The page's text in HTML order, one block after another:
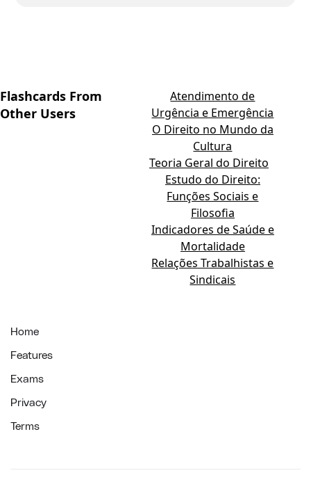
Flashcards From
Other Users
Atendimento de
Urgência e Emergência
O Direito no Mundo da
Cultura
Teoria Geral do Direito
Estudo do Direito:
Funções Sociais e
Filosofia
Indicadores de Saúde e
Mortalidade
Relações Trabalhistas e
Sindicais
Home
Features
Exams
Privacy
Terms